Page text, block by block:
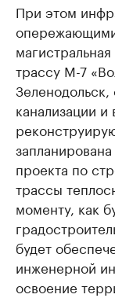
При этом
трассу М-7
Зеленодольск,
канализации и
проекта по
трассы
моменту, как
будет
инженерной
освоение